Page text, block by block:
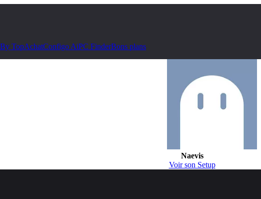
TopAchatConfigo AiPC FinderBons plans
Naevis
Voir son Setup